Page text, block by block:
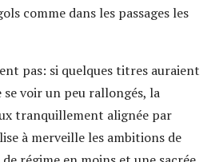
comme dans les passages les
pas: si quelques titres auraient
voir un peu rallongés, la
tranquillement alignée par
à merveille les ambitions de